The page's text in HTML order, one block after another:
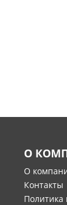
О
О
Контакты
Политика